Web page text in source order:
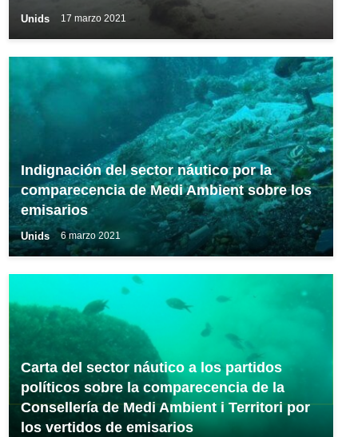
Unids 17 marzo 2021
Indignación del sector náutico por la
comparecencia de Medi Ambient sobre los
emisarios
Unids 6 marzo 2021
Carta del sector náutico a los partidos
políticos sobre la comparecencia de la
Consellería de Medi Ambient i Territori por
los vertidos de emisarios